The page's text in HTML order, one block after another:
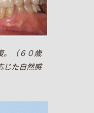
。（６０歳
じた自然感